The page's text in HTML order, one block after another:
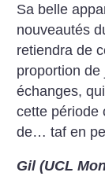
Sa belle
nouveautés
retiendra de
proportion
échanges,
cette période
de… taf en
Gil (UCL